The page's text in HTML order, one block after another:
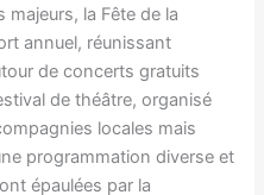
majeurs, la Fête de la
annuel, réunissant
de concerts gratuits
de théâtre, organisé
locales mais
programmation diverse et
épaulées par la